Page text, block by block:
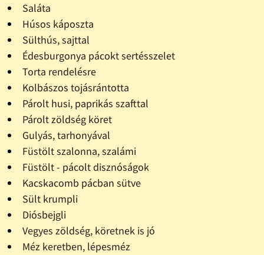
Saláta
Húsos káposzta
Sülthús, sajttal
Édesburgonya pácokt sertésszelet
Torta rendelésre
Kolbászos tojásrántotta
Párolt husi, paprikás szafttal
Párolt zöldség köret
Gulyás, tarhonyával
Füstölt szalonna, szalámi
Füstölt - pácolt disznóságok
Kacskacomb pácban sütve
Sült krumpli
Diósbejgli
Vegyes zöldség, köretnek is jó
Méz keretben, lépesméz